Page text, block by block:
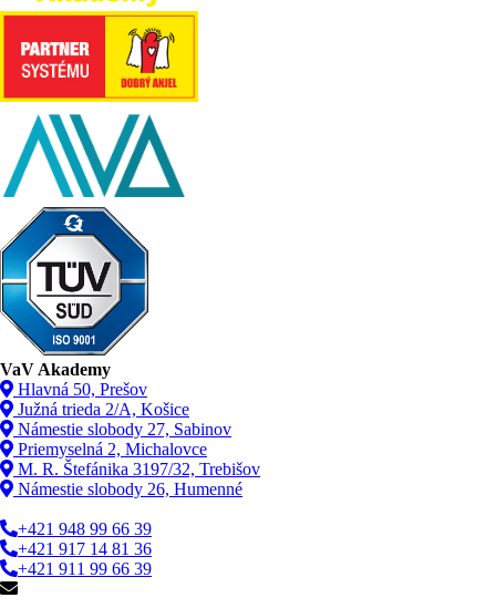
VaV Akademy
Hlavná 50, Prešov
Južná trieda 2/A, Košice
Námestie slobody 27, Sabinov
Priemyselná 2, Michalovce
M. R. Štefánika 3197/32, Trebišov
Námestie slobody 26, Humenné
+421 948 99 66 39
+421 917 14 81 36
+421 911 99 66 39